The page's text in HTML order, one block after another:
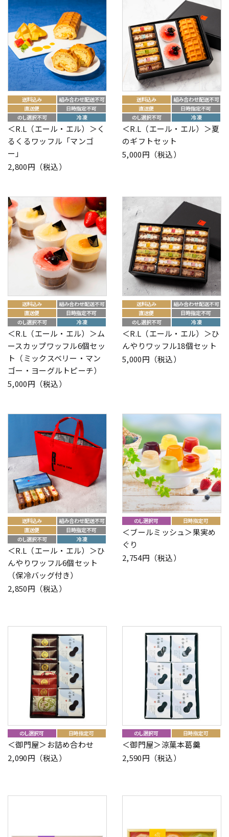
＜R.L（エール・エル）＞く
るくるワッフル「マンゴ
ー」
2,800円（税込）
＜R.L（エール・エル）＞夏
のギフトセット
5,000円（税込）
＜R.L（エール・エル）＞ム
ースカップワッフル6個セッ
ト（ミックスベリー・マン
ゴー・ヨーグルトピーチ）
5,000円（税込）
＜R.L（エール・エル）＞ひ
んやりワッフル18個セット
5,000円（税込）
＜R.L（エール・エル）＞ひ
んやりワッフル6個セット
（保冷バッグ付き）
2,850円（税込）
＜ブールミッシュ＞果実め
ぐり
2,754円（税込）
＜御門屋＞お詰め合わせ
2,090円（税込）
＜御門屋＞涼菓本葛羹
2,590円（税込）